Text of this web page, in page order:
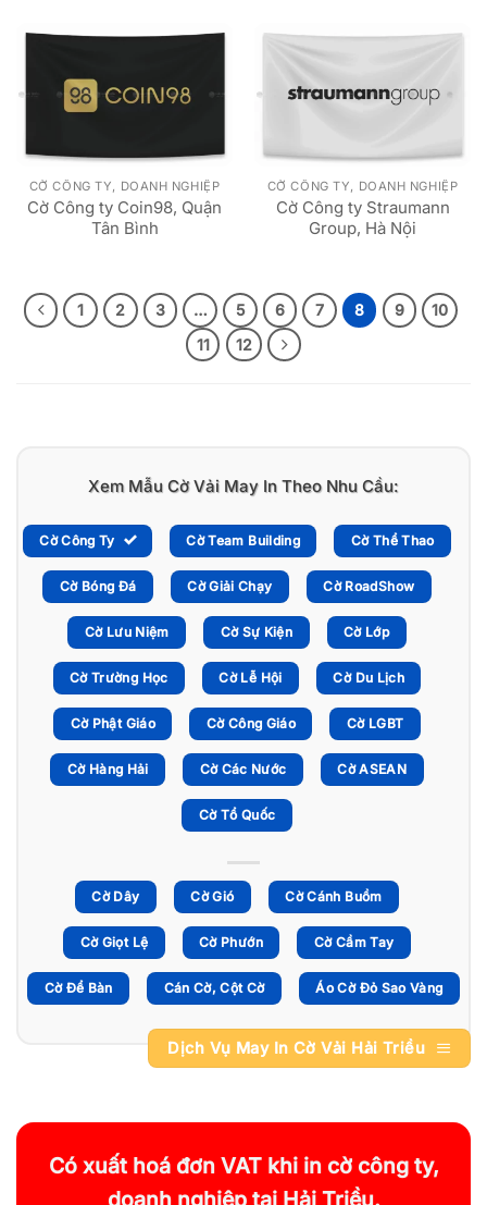
CỜ CÔNG TY, DOANH NGHIỆP
Cờ Công ty Coin98, Quận
Tân Bình
CỜ CÔNG TY, DOANH NGHIỆP
Cờ Công ty Straumann
Group, Hà Nội
1 2 3 … 5 6 7 8 9
10
11
12
Xem Mẫu Cờ Vải May In Theo Nhu Cầu:
Cờ Công Ty Cờ Team Building Cờ Thể Thao
Cờ Bóng Đá Cờ Giải Chạy Cờ RoadShow
Cờ Lưu Niệm Cờ Sự Kiện Cờ Lớp
Cờ Trường Học Cờ Lễ Hội Cờ Du Lịch
Cờ Phật Giáo Cờ Công Giáo Cờ LGBT
Cờ Hàng Hải Cờ Các Nước Cờ ASEAN
Cờ Tổ Quốc
Cờ Dây Cờ Gió Cờ Cánh Buồm
Cờ Giọt Lệ Cờ Phướn Cờ Cầm Tay
Cờ Để Bàn Cán Cờ, Cột Cờ Áo Cờ Đỏ Sao Vàng
Dịch Vụ May In Cờ Vải Hải Triều
Có xuất hoá đơn VAT khi in cờ công ty,
doanh nghiệp tại Hải Triều.